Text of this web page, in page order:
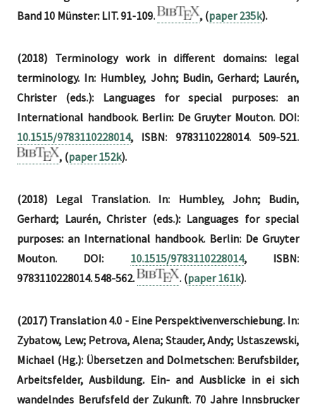
Band 10 Münster: LIT. 91-109.
, (paper 235k).
(2018) Terminology work in different domains: legal
terminology. In: Humbley, John; Budin, Gerhard; Laurén,
Christer (eds.): Languages for special purposes: an
International handbook. Berlin: De Gruyter Mouton. DOI:
10.1515/9783110228014, ISBN: 9783110228014. 509-521.
, (paper 152k).
(2018) Legal Translation. In: Humbley, John; Budin,
Gerhard; Laurén, Christer (eds.): Languages for special
purposes: an International handbook. Berlin: De Gruyter
Mouton. DOI: 10.1515/9783110228014, ISBN:
9783110228014. 548-562.
. (paper 161k).
(2017) Translation 4.0 - Eine Perspektivenverschiebung. In:
Zybatow, Lew; Petrova, Alena; Stauder, Andy; Ustaszewski,
Michael (Hg.): Übersetzen and Dolmetschen: Berufsbilder,
Arbeitsfelder, Ausbildung. Ein- and Ausblicke in ei sich
wandelndes Berufsfeld der Zukunft. 70 Jahre Innsbrucker